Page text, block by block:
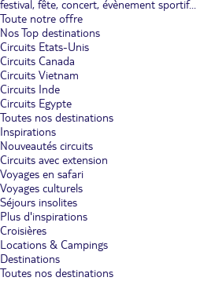
festival, fête, concert, évènement sportif...
Toute notre offre
Nos Top destinations
Circuits Etats-Unis
Circuits Canada
Circuits Vietnam
Circuits Inde
Circuits Egypte
Toutes nos destinations
Inspirations
Nouveautés circuits
Circuits avec extension
Voyages en safari
Voyages culturels
Séjours insolites
Plus d'inspirations
Croisières
Locations & Campings
Destinations
Toutes nos destinations